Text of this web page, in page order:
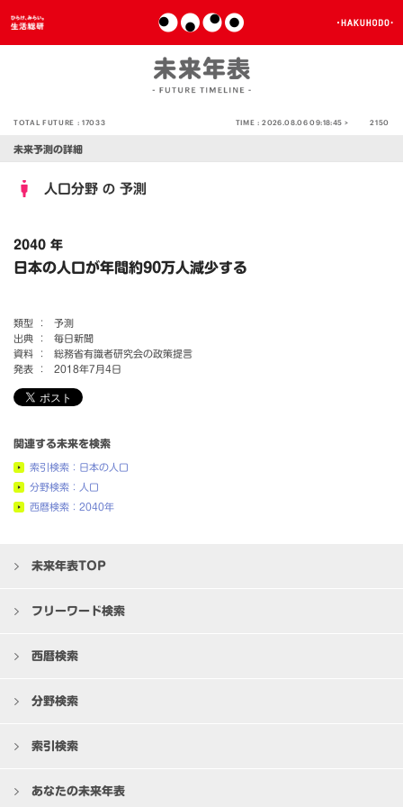
TOTAL FUTURE :17033 TIME :2026.08.06 09:18:45 > 2150
未来予測の詳細
人口分野 の 予測
2040 年
日本の人口が年間約90万人減少する
類型 ：
予測
出典 ：
毎日新聞
資料 ：
総務省有識者研究会の政策提言
発表 ：
2018年7月4日
関連する未来を検索
索引検索：日本の人口
分野検索：人口
西暦検索：2040年
未来年表TOP
フリーワード検索
西暦検索
分野検索
索引検索
あなたの未来年表